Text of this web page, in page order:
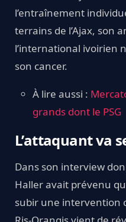
l’entraînement
terrains de l’Ajax, son
l’international ivoirien
son cancer.
À lire aussi :
grands dont le PSG
L’attaquant va
Dans son interview
Haller avait prévenu
subir une intervention